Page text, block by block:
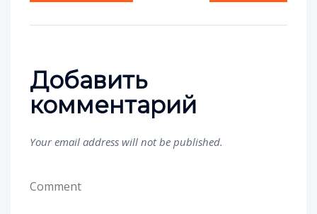
Добавить
комментарий
Your email address will not be published.